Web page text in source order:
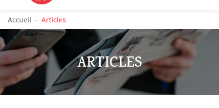
Aller au contenu principal
FIL D'ARIANE
Accueil Articles
ARTICLES